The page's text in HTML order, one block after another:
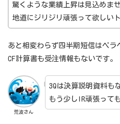
驚くような業績上昇は見込めませ
地道にジリジリ頑張って欲しい
あと相変わらず四半期短信はペラ
CF計算書も受注情報もないです。
荒波さん
3Qは決算説明資料も
もう少しIR頑張って